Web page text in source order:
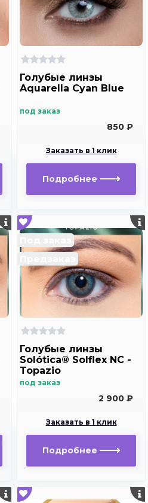
Голубые линзы
Aquarella Cyan Blue
под заказ
850 ₽
Заказать в 1 клик
Подробнее
Голубые линзы
Solótica® Solflex NC -
Topazio
под заказ
2 900 ₽
Заказать в 1 клик
Подробнее